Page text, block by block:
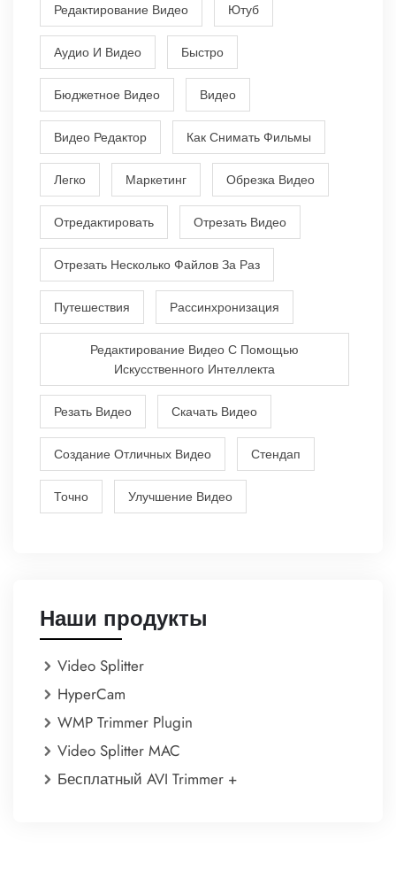
Редактирование Видео Ютуб
Аудио И Видео Быстро
Бюджетное Видео Видео
Видео Редактор Как Снимать Фильмы
Легко Маркетинг Обрезка Видео
Отредактировать Отрезать Видео
Отрезать Несколько Файлов За Раз
Путешествия Рассинхронизация
Редактирование Видео С Помощью
Искусственного Интеллекта
Резать Видео Скачать Видео
Создание Отличных Видео Стендап
Точно Улучшение Видео
Наши продукты
Video Splitter
HyperCam
WMP Trimmer Plugin
Video Splitter MAC
Бесплатный AVI Trimmer +